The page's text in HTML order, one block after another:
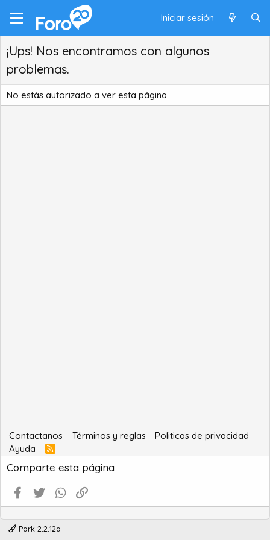
Iniciar sesión
¡Ups! Nos encontramos con algunos
problemas.
No estás autorizado a ver esta página.
Contactanos Términos y reglas
Politicas de privacidad
Ayuda
R
S
S
Comparte esta página
Facebook
Twitter WhatsApp
Park 2.2.12a